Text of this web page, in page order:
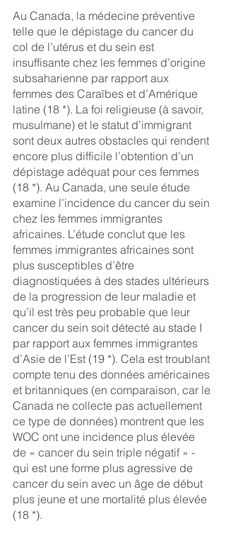
Au Canada, la médecine préventive
telle que le dépistage du cancer du
col de l’utérus et du sein est
insuffisante chez les femmes d’origine
subsaharienne par rapport aux
femmes des Caraïbes et d’Amérique
latine (18 *). La foi religieuse (à savoir,
musulmane) et le statut d’immigrant
sont deux autres obstacles qui rendent
encore plus difficile l’obtention d’un
dépistage adéquat pour ces femmes
(18 *). Au Canada, une seule étude
examine l’incidence du cancer du sein
chez les femmes immigrantes
africaines. L’étude conclut que les
femmes immigrantes africaines sont
plus susceptibles d’être
diagnostiquées à des stades ultérieurs
de la progression de leur maladie et
qu’il est très peu probable que leur
cancer du sein soit détecté au stade I
par rapport aux femmes immigrantes
d’Asie de l’Est (19 *). Cela est troublant
compte tenu des données américaines
et britanniques (en comparaison, car le
Canada ne collecte pas actuellement
ce type de données) montrent que les
WOC ont une incidence plus élevée
de « cancer du sein triple négatif » -
qui est une forme plus agressive de
cancer du sein avec un âge de début
plus jeune et une mortalité plus élevée
(18 *).